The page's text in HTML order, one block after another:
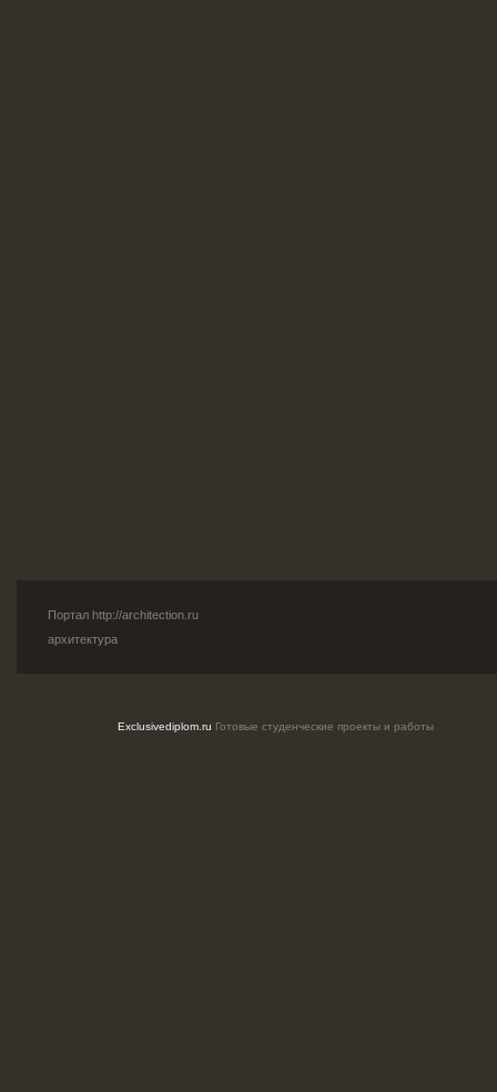
Портал http://architection.ru
архитектура
Exclusivediplom.ru Готовые студенческие проекты и работы